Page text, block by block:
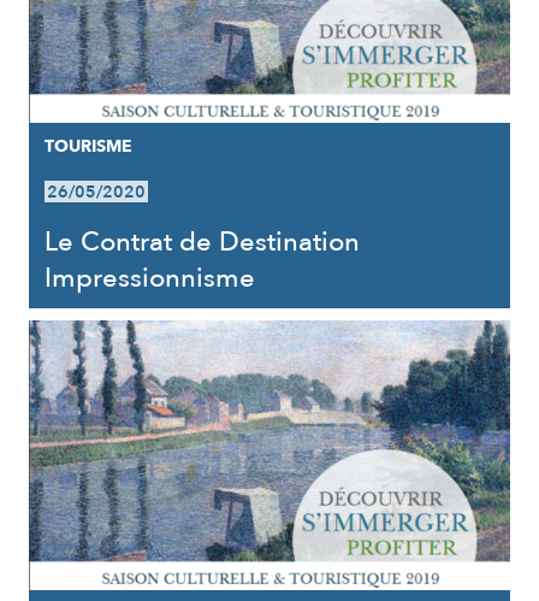
TOURISME
26/05/2020
Le Contrat de Destination
Impressionnisme